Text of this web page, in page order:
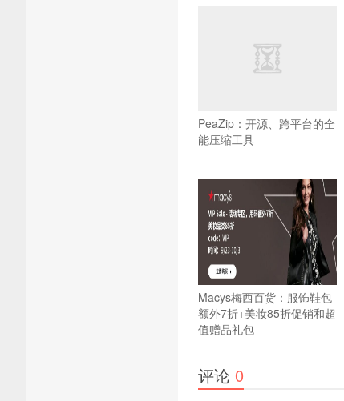
PeaZip：开源、跨平台的全
能压缩工具
Macys梅西百货：服饰鞋包
额外7折+美妆85折促销和超
值赠品礼包
评论 0